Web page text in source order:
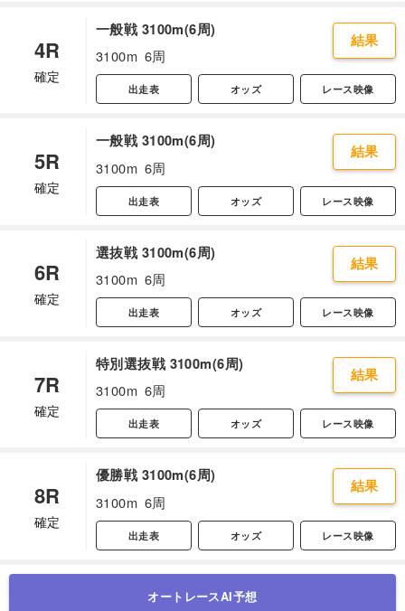
4R
確定
一般戦 3100m(6周)
3100m 6周
結果
出走表 オッズ レース映像
5R
確定
一般戦 3100m(6周)
3100m 6周
結果
出走表 オッズ レース映像
6R
確定
選抜戦 3100m(6周)
3100m 6周
結果
出走表 オッズ レース映像
7R
確定
特別選抜戦 3100m(6周)
3100m 6周
結果
出走表 オッズ レース映像
8R
確定
優勝戦 3100m(6周)
3100m 6周
結果
出走表 オッズ レース映像
オートレースAI予想